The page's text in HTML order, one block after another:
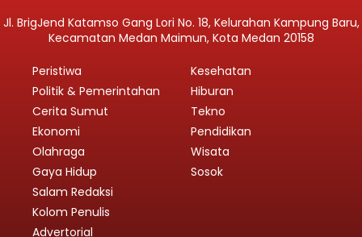
Jl. BrigJend Katamso Gang Lori No. 18, Kelurahan Kampung Baru,
Kecamatan Medan Maimun, Kota Medan 20158
Peristiwa
Politik & Pemerintahan
Cerita Sumut
Ekonomi
Olahraga
Gaya Hidup
Kesehatan
Hiburan
Tekno
Pendidikan
Wisata
Sosok
Salam Redaksi
Kolom Penulis
Advertorial